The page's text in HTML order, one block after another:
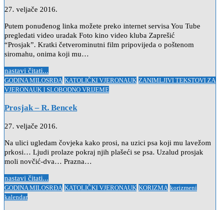
27. veljače 2016.
Putem ponuđenog linka možete preko internet servisa You Tube
pregledati video uradak Foto kino video kluba Zaprešić
“Prosjak”. Kratki četverominutni film pripovijeda o poštenom
siromahu, onima koji mu…
nastavi čitati...
Posted
in
GODINA MILOSRĐA KATOLIČKI VJERONAUK ZANIMLJIVI TEKSTOVI ZA
VJERONAUK I SLOBODNO VRIJEME
Prosjak – R. Bencek
27. veljače 2016.
Na ulici ugledam čovjeka kako prosi, na uzici psa koji mu lavežom
prkosi… Ljudi prolaze pokraj njih plašeći se psa. Uzalud prosjak
moli novčić-dva… Prazna…
nastavi čitati...
Posted
in
GODINA MILOSRĐA KATOLIČKI VJERONAUK KORIZMA korizmeni
kalendar